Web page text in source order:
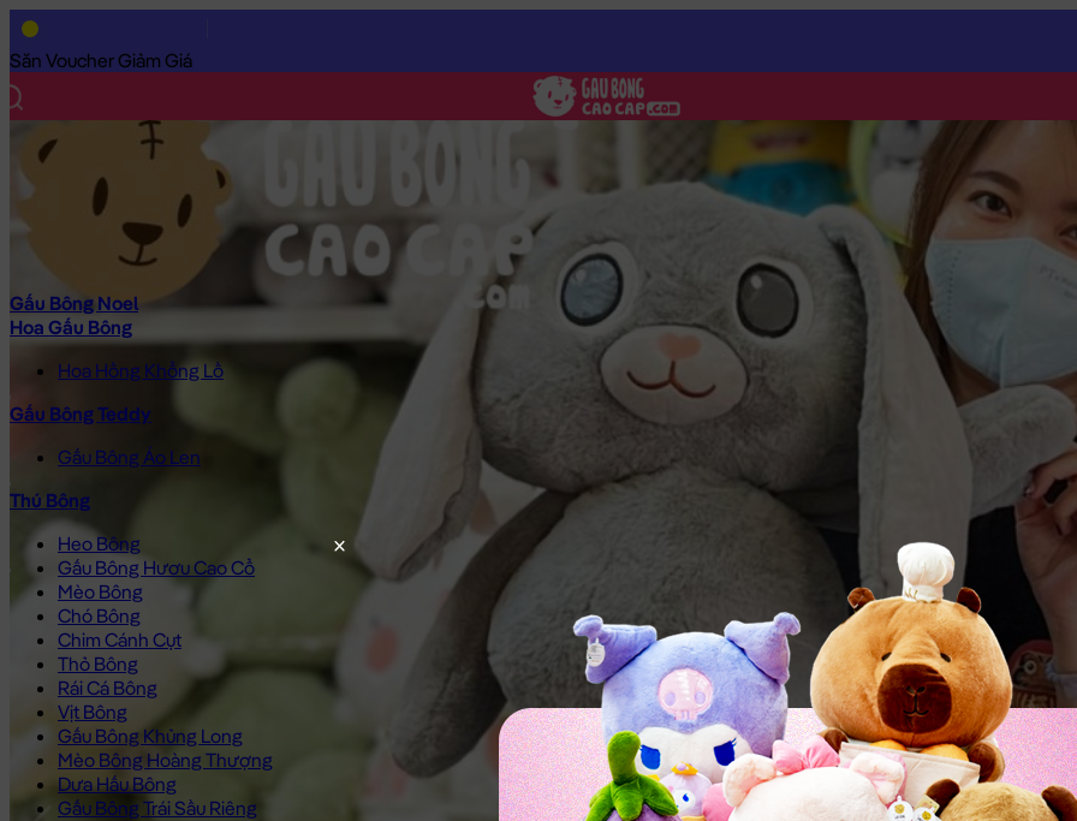
Săn Voucher Giảm Giá
Gấu Bông Noel
Hoa Gấu Bông
Hoa Hồng Khổng Lồ
Gấu Bông Teddy
Gấu Bông Áo Len
Thú Bông
Heo Bông
Gấu Bông Hươu Cao Cổ
Mèo Bông
Chó Bông
Chim Cánh Cụt
Thỏ Bông
Rái Cá Bông
Vịt Bông
Gấu Bông Khủng Long
Mèo Bông Hoàng Thượng
Dưa Hấu Bông
Gấu Bông Trái Sầu Riêng
Trang Chủ